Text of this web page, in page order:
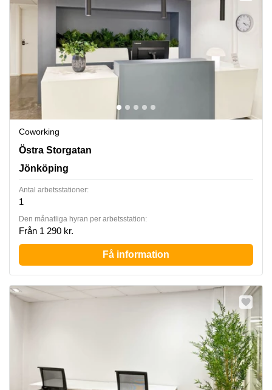
Coworking
Östra Storgatan 33A, Jönköping
Östra Storgatan
Jönköping
Antal arbetsstationer:
1
Den månatliga hyran per arbetsstation:
Från 1 290 kr.
Få information